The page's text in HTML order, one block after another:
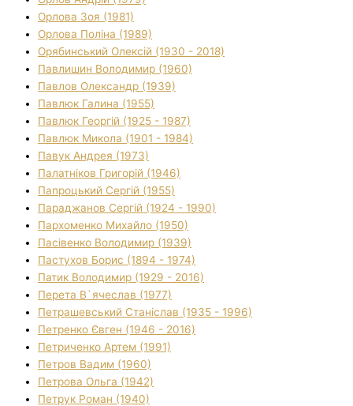
Орлова Зоя (1981)
Орлова Поліна (1989)
Орябинський Олексій (1930 - 2018)
Павлишин Володимир (1960)
Павлов Олександр (1939)
Павлюк Галина (1955)
Павлюк Георгій (1925 - 1987)
Павлюк Микола (1901 - 1984)
Павук Андрея (1973)
Палатніков Григорій (1946)
Папроцький Сергій (1955)
Параджанов Сергій (1924 - 1990)
Пархоменко Михайло (1950)
Пасівенко Володимир (1939)
Пастухов Борис (1894 - 1974)
Патик Володимир (1929 - 2016)
Перета В`ячеслав (1977)
Петрашевський Станіслав (1935 - 1996)
Петренко Євген (1946 - 2016)
Петриченко Артем (1991)
Петров Вадим (1960)
Петрова Ольга (1942)
Петрук Роман (1940)